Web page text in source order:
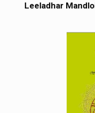
Leeladhar